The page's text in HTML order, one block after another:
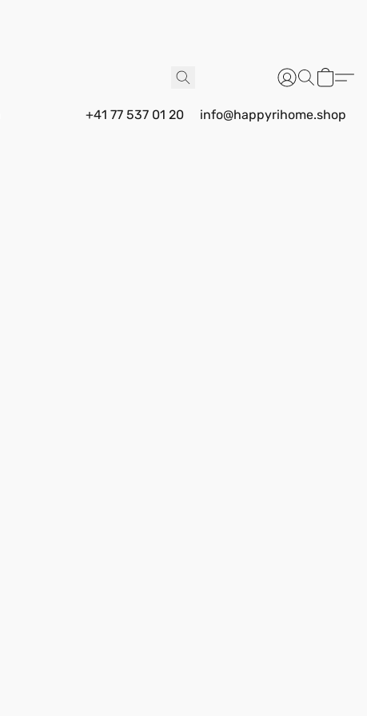
+41 77 537 01 20 info@happyrihome.shop